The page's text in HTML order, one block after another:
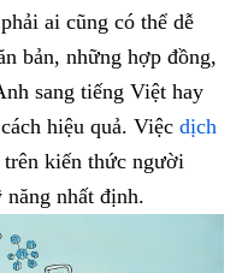
ai cũng có thể dễ
bản, những hợp đồng,
sang tiếng Việt hay
hiệu quả. Việc dịch
kiến thức người
nhất định.